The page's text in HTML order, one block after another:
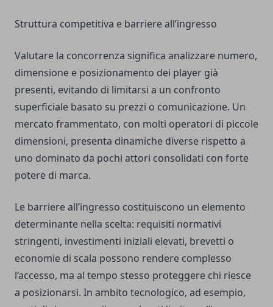
Struttura competitiva e barriere all’ingresso
Valutare la concorrenza significa analizzare numero,
dimensione e posizionamento dei player già
presenti, evitando di limitarsi a un confronto
superficiale basato su prezzi o comunicazione. Un
mercato frammentato, con molti operatori di piccole
dimensioni, presenta dinamiche diverse rispetto a
uno dominato da pochi attori consolidati con forte
potere di marca.
Le barriere all’ingresso costituiscono un elemento
determinante nella scelta: requisiti normativi
stringenti, investimenti iniziali elevati, brevetti o
economie di scala possono rendere complesso
l’accesso, ma al tempo stesso proteggere chi riesce
a posizionarsi. In ambito tecnologico, ad esempio,